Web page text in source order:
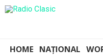
HOME NAȚIONAL